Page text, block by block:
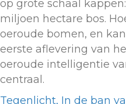
op grote schaal
miljoen hectare bos.
oeroude bomen, en
eerste aflevering van
oeroude intelligentie
centraal.
Tegenlicht, In de ban